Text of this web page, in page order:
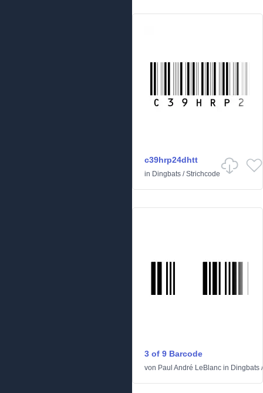
c39hrp24dhtt
in Dingbats /Strichcode
3 of 9 Barcode
von Paul André LeBlanc in Dingbats